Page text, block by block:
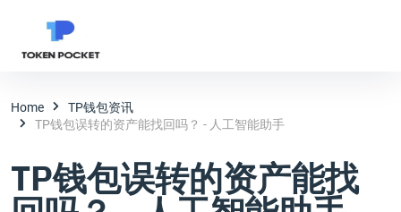
Home
TP钱包资讯
TP钱包误转的资产能找回吗？ - 人工智能助手
TP钱包误转的资产能找